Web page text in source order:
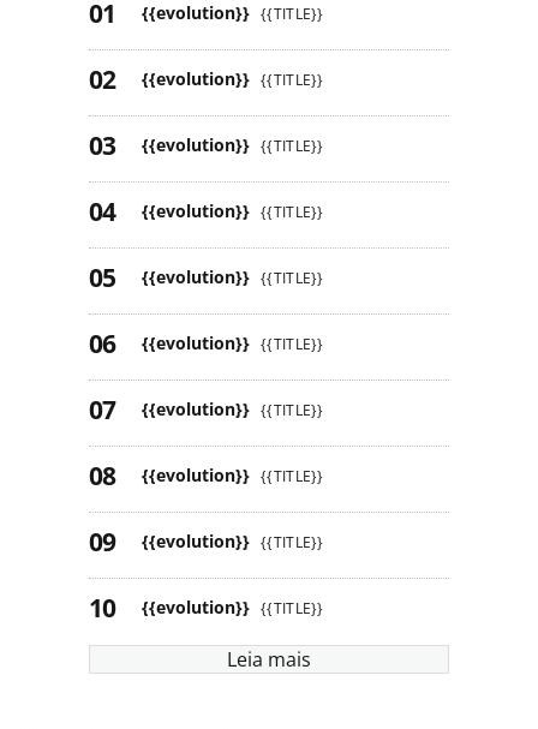
{{evolution}} {{TITLE}}
{{evolution}} {{TITLE}}
{{evolution}} {{TITLE}}
{{evolution}} {{TITLE}}
{{evolution}} {{TITLE}}
{{evolution}} {{TITLE}}
{{evolution}} {{TITLE}}
{{evolution}} {{TITLE}}
{{evolution}} {{TITLE}}
{{evolution}} {{TITLE}}
Leia mais